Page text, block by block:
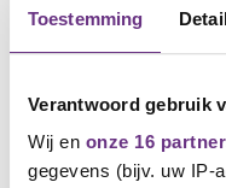
Toestemming
Verantwoord gebruik
Wij en onze 16
gegevens (bijv. uw IP-